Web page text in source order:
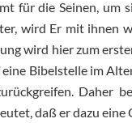
für die Seinen, um
wird Er mit ihnen
wird hier zum
Bibelstelle im
Daher
daß er dazu